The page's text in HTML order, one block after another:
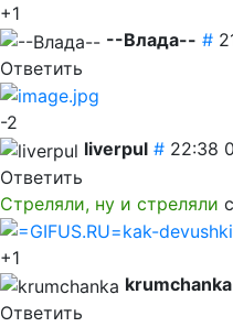
+1
--Влада-- #
Ответить
-2
liverpul # 22:38
Ответить
Стреляли, ну и стреляли
+1
krumchanka
Ответить